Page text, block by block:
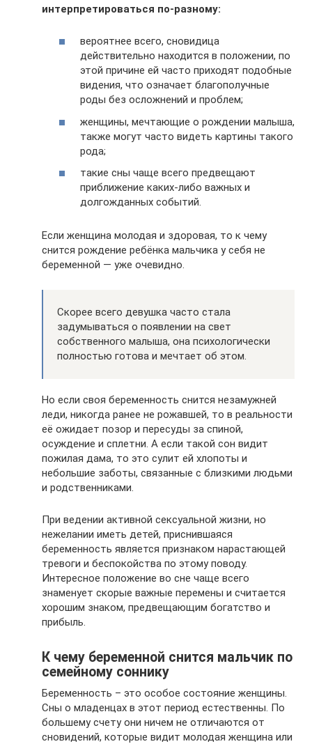
интерпретироваться по-разному:
вероятнее всего, сновидица
действительно находится в положении, по
этой причине ей часто приходят подобные
видения, что означает благополучные
роды без осложнений и проблем;
женщины, мечтающие о рождении малыша,
также могут часто видеть картины такого
рода;
такие сны чаще всего предвещают
приближение каких-либо важных и
долгожданных событий.
Если женщина молодая и здоровая, то к чему
снится рождение ребёнка мальчика у себя не
беременной — уже очевидно.
Скорее всего девушка часто стала
задумываться о появлении на свет
собственного малыша, она психологически
полностью готова и мечтает об этом.
Но если своя беременность снится незамужней
леди, никогда ранее не рожавшей, то в реальности
её ожидает позор и пересуды за спиной,
осуждение и сплетни. А если такой сон видит
пожилая дама, то это сулит ей хлопоты и
небольшие заботы, связанные с близкими людьми
и родственниками.
При ведении активной сексуальной жизни, но
нежелании иметь детей, приснившаяся
беременность является признаком нарастающей
тревоги и беспокойства по этому поводу.
Интересное положение во сне чаще всего
знаменует скорые важные перемены и считается
хорошим знаком, предвещающим богатство и
прибыль.
К чему беременной снится мальчик по
семейному соннику
Беременность – это особое состояние женщины.
Сны о младенцах в этот период естественны. По
большему счету они ничем не отличаются от
сновидений, которые видит молодая женщина или